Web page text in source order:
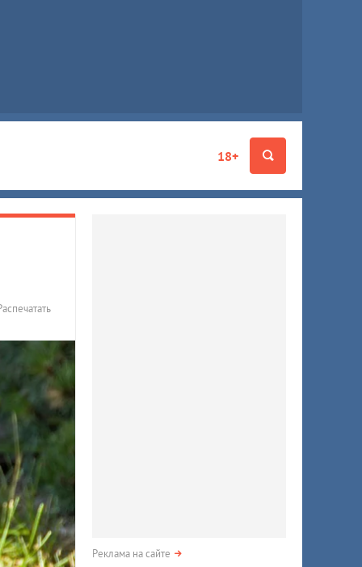
18+
Реклама на сайте